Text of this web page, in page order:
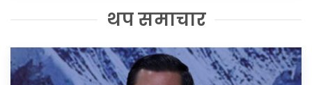
थप समाचार